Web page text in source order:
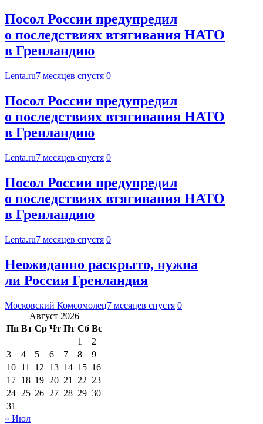
Посол России предупредил
о последствиях втягивания НАТО
в Гренландию
Lenta.ru7 месяцев спустя 0
Посол России предупредил
о последствиях втягивания НАТО
в Гренландию
Lenta.ru7 месяцев спустя 0
Посол России предупредил
о последствиях втягивания НАТО
в Гренландию
Lenta.ru7 месяцев спустя 0
Неожиданно раскрыто, нужна
ли России Гренландия
Московский Комсомолец7 месяцев спустя 0
Август 2026
Пн Вт Ср Чт Пт Сб Вс
1
2
3
4 5 6 7 8
9
10 11 12 13 14 15 16
17 18 19 20 21 22 23
24 25 26 27 28 29 30
31
« Июл